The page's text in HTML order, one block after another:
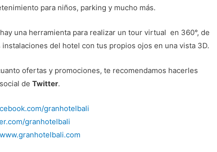
para niños, parking y mucho más.
una herramienta para realizar un tour virtual en 360°, de
del hotel con tus propios ojos en una vista 3D.
ofertas y promociones, te recomendamos hacerles
deTwitter.
granhotelbali
granhotelbali